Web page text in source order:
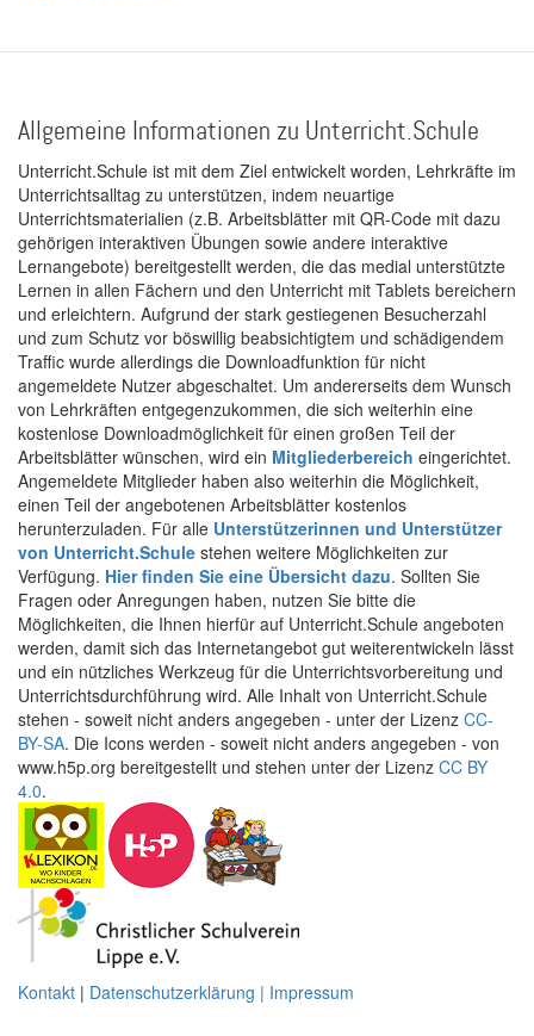
Allgemeine Informationen zu Unterricht.Schule
Unterricht.Schule ist mit dem Ziel entwickelt worden, Lehrkräfte im
Unterrichtsalltag zu unterstützen, indem neuartige
Unterrichtsmaterialien (z.B. Arbeitsblätter mit QR-Code mit dazu
gehörigen interaktiven Übungen sowie andere interaktive
Lernangebote) bereitgestellt werden, die das medial unterstützte
Lernen in allen Fächern und den Unterricht mit Tablets bereichern
und erleichtern. Aufgrund der stark gestiegenen Besucherzahl
und zum Schutz vor böswillig beabsichtigtem und schädigendem
Traffic wurde allerdings die Downloadfunktion für nicht
angemeldete Nutzer abgeschaltet. Um andererseits dem Wunsch
von Lehrkräften entgegenzukommen, die sich weiterhin eine
kostenlose Downloadmöglichkeit für einen großen Teil der
Arbeitsblätter wünschen, wird ein Mitgliederbereich eingerichtet.
Angemeldete Mitglieder haben also weiterhin die Möglichkeit,
einen Teil der angebotenen Arbeitsblätter kostenlos
herunterzuladen. Für alle Unterstützerinnen und Unterstützer
von Unterricht.Schule stehen weitere Möglichkeiten zur
Verfügung. Hier finden Sie eine Übersicht dazu. Sollten Sie
Fragen oder Anregungen haben, nutzen Sie bitte die
Möglichkeiten, die Ihnen hierfür auf Unterricht.Schule angeboten
werden, damit sich das Internetangebot gut weiterentwickeln lässt
und ein nützliches Werkzeug für die Unterrichtsvorbereitung und
Unterrichtsdurchführung wird. Alle Inhalt von Unterricht.Schule
stehen - soweit nicht anders angegeben - unter der Lizenz CC-
BY-SA. Die Icons werden - soweit nicht anders angegeben - von
www.h5p.org bereitgestellt und stehen unter der Lizenz CC BY
4.0.
Kontakt | Datenschutzerklärung | Impressum